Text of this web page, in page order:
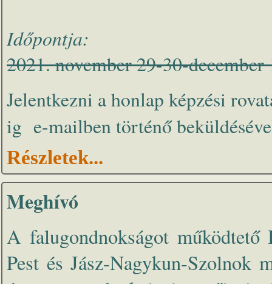
Időpontja:
2021. november 29-30-
Jelentkezni a honlap képzési
ig e-mailben történő
Részletek...
Meghívó
A falugondnokságot működtető
Pest és Jász-Nagykun-Szolnok